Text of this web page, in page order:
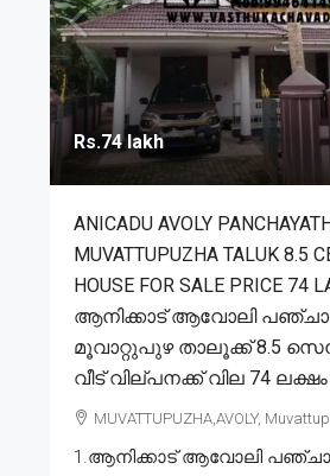
Rs.74 lakh
ANICADU AVOLY
MUVATTUPUZHA TALUK 8.5
HOUSE FOR SALE PRICE 74
ആനിക്കാട് ആവോലി
മൂവാറ്റുപുഴ താലൂക്ക് 8.5
വീട് വില്പനക്ക് വില 74 ലക്ഷം
MUVATTUPUZHA,AVOLY,
1.ആനിക്കാട് ആവോലി